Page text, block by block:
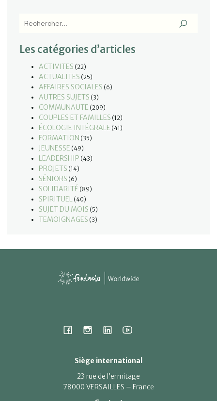
Les catégories d’articles
ACTIVITES (22)
ACTUALITES (25)
AFFAIRES SOCIALES (6)
AUTRES SUJETS (3)
COMMUNAUTE (209)
COUPLES ET FAMILLES (12)
ÉCOLOGIE INTÉGRALE (41)
FORMATION (35)
JEUNESSE (49)
LEADERSHIP (43)
PROJETS (14)
SÉNIORS (6)
SOLIDARITÉ (89)
SPIRITUEL (40)
SUJET DU MOIS (5)
TEMOIGNAGES (3)
Siège international
23 rue de l’ermitage
78000 VERSAILLES – France